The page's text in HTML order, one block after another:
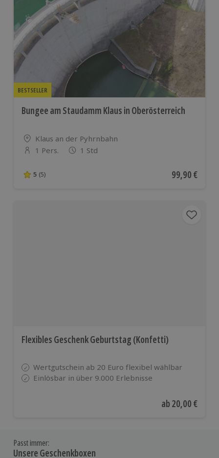
BESTSELLER
Bungee am Staudamm Klaus in Oberösterreich
Standort
Klaus an der Pyhrnbahn
Anzahl der Teilnehmer
1 Pers. 1 Std
5 von 5 Sternen basierend auf 5 Bewertungen
5 (5) Aktueller
99,90 €
Flexibles Geschenk Geburtstag (Konfetti)
Wertgutschein ab 20 Euro flexibel wählbar
Einlösbar in über 9.000 Erlebnisse
Aktueller Preis
ab20,00 €
Passt immer:
Unsere Geschenkboxen